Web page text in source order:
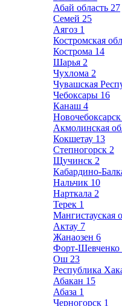
Абай область 27
Семей 25
Аягоз 1
Костромская
Кострома 14
Шарья 2
Чухлома 2
Чувашская
Чебоксары 16
Канаш 4
Новочебоксарск
Акмолинская
Кокшетау 13
Степногорск 2
Щучинск 2
Кабардино-
Нальчик 10
Нарткала 2
Терек 1
Мангистауская
Актау 7
Жанаозен 6
Форт-Шевченко
Ош 23
Республика
Абакан 15
Абаза 1
Черногорск 1